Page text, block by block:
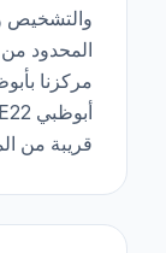
والتشخيص
المحدود
قريبة من